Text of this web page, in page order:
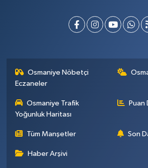
Osmaniye Nöbetçi
Eczaneler
Osmaniye Trafik
Yoğunluk Haritası
Puan
Tüm Manşetler Son
Haber Arşivi